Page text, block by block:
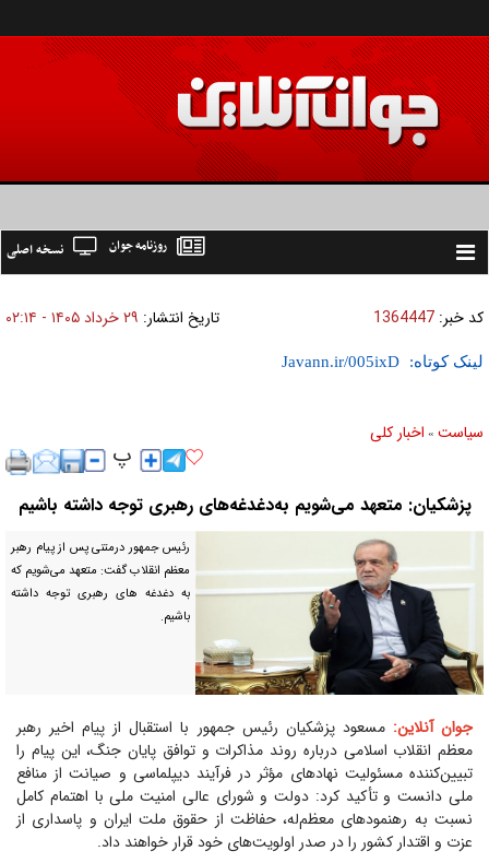
Toggle
نسخه اصلی روزنامه جوان
کد خبر: 1364447 تاریخ انتشار: ۲۹ خرداد ۱۴۰۵ - ۰۲:۱۴
لینک کوتاه:
سیاست » اخبار کلی
پزشکیان: متعهد می‌شویم به‌دغدغه‌های رهبری توجه داشته باشیم
رئیس جمهور درمتنی پس از پیام رهبر
معظم انقلاب گفت: متعهد می‌شویم که
به دغدغه های رهبری توجه داشته
باشیم.
جوان آنلاین:مسعود پزشکیان رئیس جمهور با استقبال از پیام اخیر رهبر
معظم انقلاب اسلامی درباره روند مذاکرات و توافق پایان جنگ، این پیام را
تبیین‌کننده مسئولیت نهاد‌های مؤثر در فرآیند دیپلماسی و صیانت از منافع
ملی دانست و تأکید کرد: دولت و شورای عالی امنیت ملی با اهتمام کامل
نسبت به رهنمود‌های معظم‌له، حفاظت از حقوق ملت ایران و پاسداری از
عزت و اقتدار کشور را در صدر اولویت‌های خود قرار خواهند داد.